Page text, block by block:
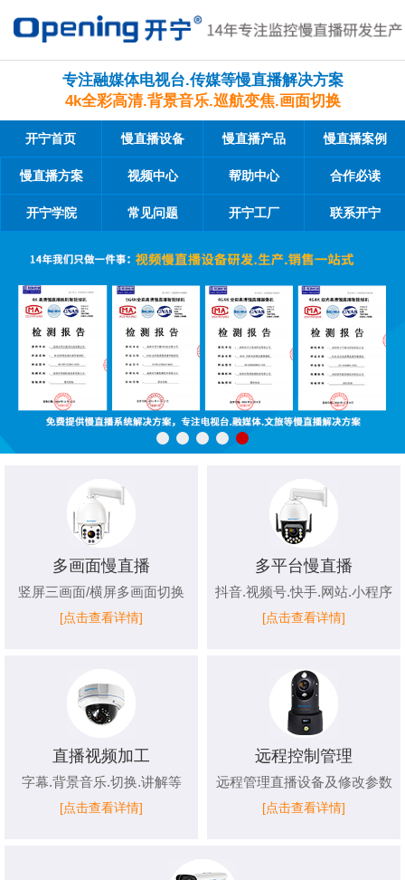
专注融媒体电视台.传媒等慢直播解决方案
4k全彩高清.背景音乐.巡航变焦.画面切换
开宁首页 慢直播设备 慢直播产品 慢直播案例
慢直播方案 视频中心 帮助中心 合作必读
开宁学院 常见问题 开宁工厂 联系开宁
多画面慢直播
竖屏三画面/横屏多画面切换
[点击查看详情]
多平台慢直播
抖音.视频号.快手.网站.小程序
[点击查看详情]
直播视频加工
字幕.背景音乐.切换.讲解等
[点击查看详情]
远程控制管理
远程管理直播设备及修改参数
[点击查看详情]